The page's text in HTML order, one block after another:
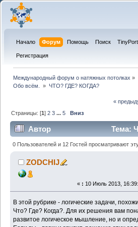
Начало Форум Помощь Поиск
Регистрация
Международный форум о натяжных потолках »
Обо всём. » ЧТО? ГДЕ? КОГДА?
«
Страницы: [1]2 3 ...5 Вниз
Автор
Тема:
(Прочитано 36832 раз)
0 Пользователей и 12 Гостей просматривают
ZODCHIJ
« : 10 Июль 2013,
В этой рубрике - логические задачи,
Что? Где? Когда?. Для их решения вам
развитое логическое мышление, но и